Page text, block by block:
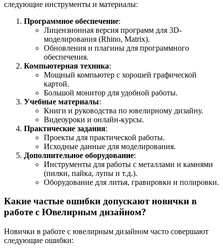
следующие инструменты и материалы:
Программное обеспечение:
Лицензионная версия программ для 3D-
моделирования (Rhino, Matrix).
Обновления и плагины для программного
обеспечения.
Компьютерная техника:
Мощный компьютер с хорошей графической
картой.
Большой монитор для удобной работы.
Учебные материалы:
Книги и руководства по ювелирному дизайну.
Видеоуроки и онлайн-курсы.
Практические задания:
Проекты для практической работы.
Исходные данные для моделирования.
Дополнительное оборудование:
Инструменты для работы с металлами и камнями
(пилки, пайка, лупы и т.д.).
Оборудование для литья, гравировки и полировки.
Какие частые ошибки допускают новички в
работе с Ювелирным дизайном?
Новички в работе с ювелирным дизайном часто совершают
следующие ошибки: